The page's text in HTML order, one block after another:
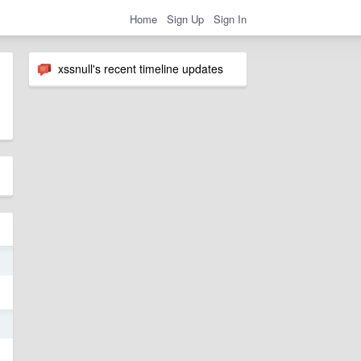
Home Sign Up Sign In
xssnull's recent timeline updates